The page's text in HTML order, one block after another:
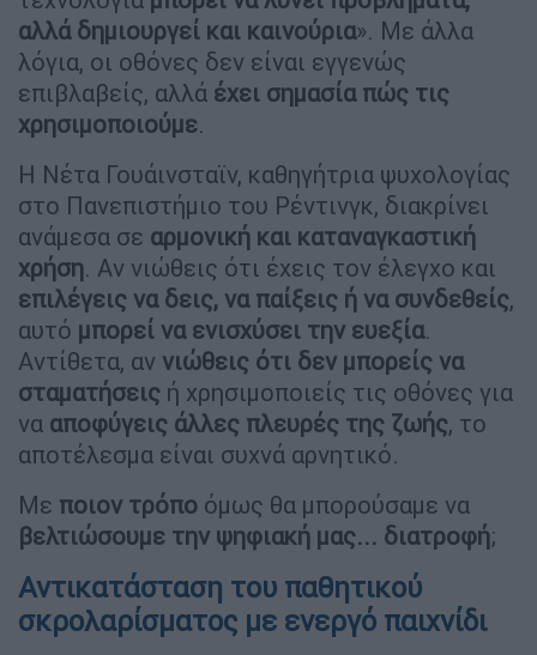
αλλά δημιουργεί και καινούρια». Με άλλα
λόγια, οι οθόνες δεν είναι εγγενώς
επιβλαβείς, αλλά έχει σημασία πώς τις
χρησιμοποιούμε.
Η Νέτα Γουάινσταϊν, καθηγήτρια ψυχολογίας
στο Πανεπιστήμιο του Ρέντινγκ, διακρίνει
ανάμεσα σε αρμονική και καταναγκαστική
χρήση. Αν νιώθεις ότι έχεις τον έλεγχο και
επιλέγεις να δεις, να παίξεις ή να συνδεθείς,
αυτό μπορεί να ενισχύσει την ευεξία.
Αντίθετα, αν νιώθεις ότι δεν μπορείς να
σταματήσεις ή χρησιμοποιείς τις οθόνες για
να αποφύγεις άλλες πλευρές της ζωής, το
αποτέλεσμα είναι συχνά αρνητικό.
Με ποιον τρόπο όμως θα μπορούσαμε να
βελτιώσουμε την ψηφιακή μας... διατροφή;
Αντικατάσταση του παθητικού
σκρολαρίσματος με ενεργό παιχνίδι